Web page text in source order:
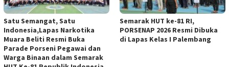
Satu Semangat, Satu
Indonesia,Lapas Narkotika
Muara Beliti Resmi Buka
Parade Porseni Pegawai dan
Warga Binaan dalam Semarak
Semarak HUT ke-81 RI,
PORSENAP 2026 Resmi Dibuka
di Lapas Kelas I Palembang